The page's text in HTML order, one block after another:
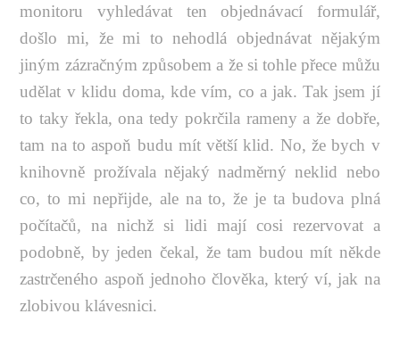
monitoru vyhledávat ten objednávací formulář,
došlo mi, že mi to nehodlá objednávat nějakým
jiným zázračným způsobem a že si tohle přece můžu
udělat v klidu doma, kde vím, co a jak. Tak jsem jí
to taky řekla, ona tedy pokrčila rameny a že dobře,
tam na to aspoň budu mít větší klid. No, že bych v
knihovně prožívala nějaký nadměrný neklid nebo
co, to mi nepřijde, ale na to, že je ta budova plná
počítačů, na nichž si lidi mají cosi rezervovat a
podobně, by jeden čekal, že tam budou mít někde
zastrčeného aspoň jednoho člověka, který ví, jak na
zlobivou klávesnici.